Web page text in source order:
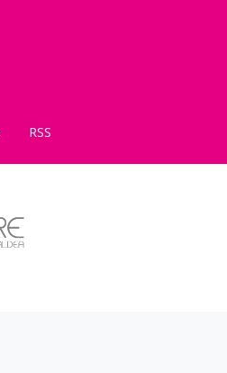
RSS